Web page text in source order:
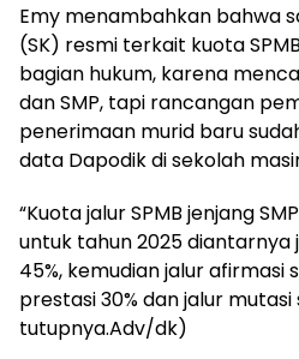
Emy menambahkan bahwa
(SK) resmi terkait kuota
bagian hukum, karena
dan SMP, tapi rancangan
penerimaan murid baru
data Dapodik di sekolah
“Kuota jalur SPMB jenjang
untuk tahun 2025 diantarnya
45%, kemudian jalur afirmasi
prestasi 30% dan jalur mutasi
tutupnya.Adv/dk)